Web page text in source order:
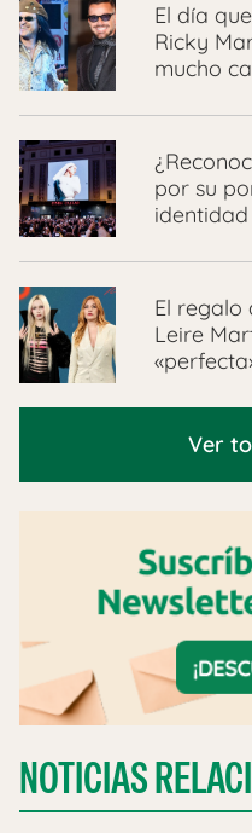
El día
Ricky
mucho
por su
El regalo
Leire
Ver
NOTICIAS